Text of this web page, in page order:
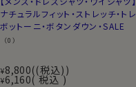
ナチュラルフィット・ストレッチ・トレ
ボットーニ・ボタンダウン・SALE
（0）
¥8,800 (税込)
¥6,160 税込